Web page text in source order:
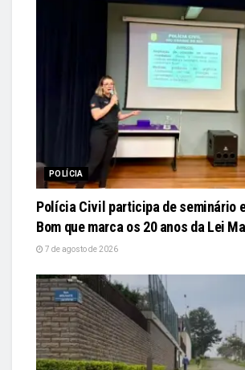
POLÍCIA
Polícia Civil participa de seminário
Bom que marca os 20 anos da Lei
7 de agosto de 2026